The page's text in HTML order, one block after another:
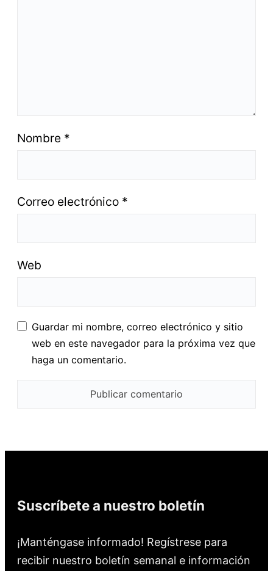
Nombre *
Correo electrónico *
Web
Guardar mi nombre, correo electrónico y sitio
web en este navegador para la próxima vez que
haga un comentario.
Suscríbete a nuestro boletín
¡Manténgase informado! Regístrese para
recibir nuestro boletín semanal e información